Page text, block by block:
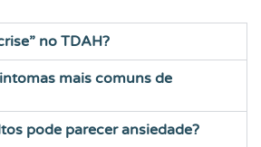
no TDAH?
mais comuns de
pode parecer ansiedade?